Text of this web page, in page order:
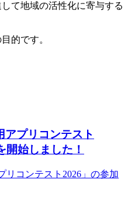
て地域の活性化に寄与する
的です。
アプリコンテスト
開始しました！
リコンテスト2026」の参加